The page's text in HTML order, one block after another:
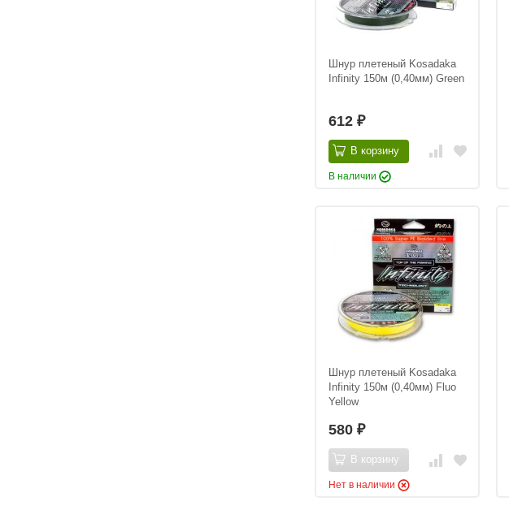
Шнур плетеный Kosadaka
Infinity 150м (0,40мм) Green
612 ₽
В корзину
В наличии
Шнур плетеный Kosadaka
Infinity 150м (0,40мм) Fluo
Yellow
580 ₽
В корзину
Нет в наличии